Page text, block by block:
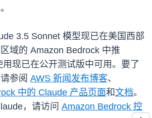
3.5 Sonnet 模型现已在美国西部
区域的 Amazon Bedrock 中推
用现已在公开测试版中可用。要了
参阅 AWS 新闻发布博客、
中的 Claude 产品页面和文档。
，请访问 Amazon Bedrock 控